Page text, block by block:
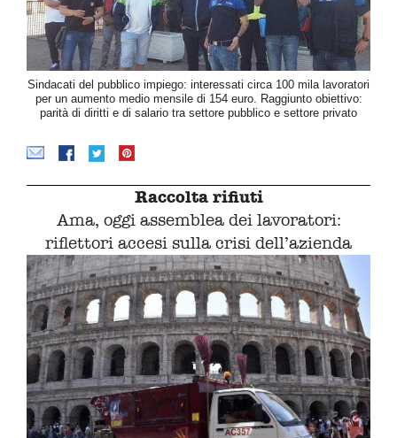
Sindacati del pubblico impiego: interessati circa 100 mila lavoratori
per un aumento medio mensile di 154 euro. Raggiunto obiettivo:
parità di diritti e di salario tra settore pubblico e settore privato
Raccolta rifiuti
Ama, oggi assemblea dei lavoratori:
riflettori accesi sulla crisi dell’azienda